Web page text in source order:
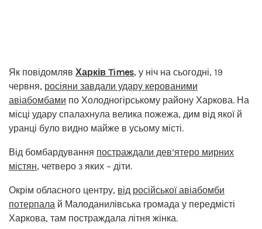
Як повідомляв Харків Times, у ніч на сьогодні, 19
червня, росіяни завдали удару керованими
авіабомбами по Холодногірському району Харкова. На
місці удару спалахнула велика пожежа, дим від якої й
уранці було видно майже в усьому місті.
Від бомбардування постраждали дев’ятеро мирних
містян, четверо з яких – діти.
Окрім обласного центру, від російської авіабомби
потерпала й Малоданилівська громада у передмісті
Харкова, там постраждала літня жінка.